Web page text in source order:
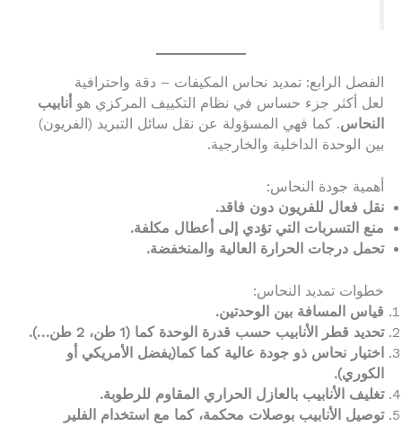
الفصل الرابع: تمديد نحاس المكيفات – دقة واحترافية
لعل أكثر جزء حساس في نظام التكييف المركزي هو أنابيب
النحاس. كما فهي المسؤولة عن نقل سائل التبريد (الفريون)
بين الوحدة الداخلية والخارجية.
أهمية جودة النحاس:
نقل فعال للفريون دون فاقد.
منع التسربات التي تؤدي إلى أعطال مكلفة.
تحمل درجات الحرارة العالية والمنخفضة.
خطوات تمديد النحاس:
قياس المسافة بين الوحدتين.
تحديد قطر الأنابيب حسب قدرة الوحدة كما (1 طن، 2 طن…).
اختيار نحاس ذو جودة عالية كما كما(يفضل الأمريكي أو
الكوري).
تغليف الأنابيب بالعازل الحراري المقاوم للرطوبة.
توصيل الأنابيب بوصلات محكمة، كما مع استخدام الفلير